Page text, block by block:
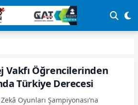
Vakfı Öğrencilerinden
Türkiye Derecesi
Oyunları Şampiyonası’na